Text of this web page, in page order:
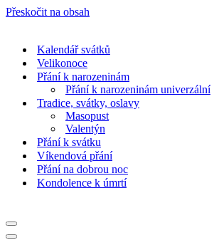
Přeskočit na obsah
Kalendář svátků
Velikonoce
Přání k narozeninám
Přání k narozeninám univerzální
Tradice, svátky, oslavy
Masopust
Valentýn
Přání k svátku
Víkendová přání
Přání na dobrou noc
Kondolence k úmrtí
Navigační
menu
Navigační